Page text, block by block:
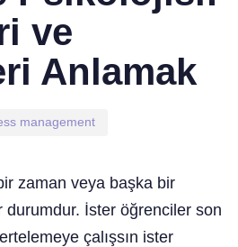
ve
Anlamak
management
zaman veya başka bir
durumdur. İster öğrenciler son
çalışsın ister